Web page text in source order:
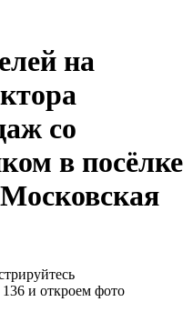
на
со
в посёлке
и откроем фото